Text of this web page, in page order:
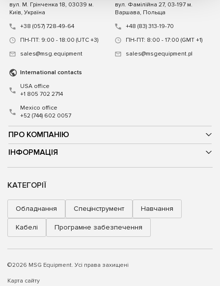
ПРО КОМПАНІЮ
ІНФОРМАЦІЯ
вул. М. Грінченка 18, 03039 м.
Київ, Україна
+38 (057) 728-49-64
ПН-ПТ: 9:00 - 18:00 (UTC +3)
sales@msg.equipment
вул. Фамілійна 27, 03-197 м.
Варшава, Польща
+48 (83) 313-19-70
ПН-ПТ: 8:00 - 17:00 (GMT +1)
sales@msgequipment.pl
International contacts
USA office
+1 805 702 2714
Mexico office
+52 (744) 602 0057
КАТЕГОРІЇ
Обладнання Спецінструмент Навчання
Кабелі Програмне забезпечення
©2026 MSG Equipment. Усі права захищені
Карта сайту